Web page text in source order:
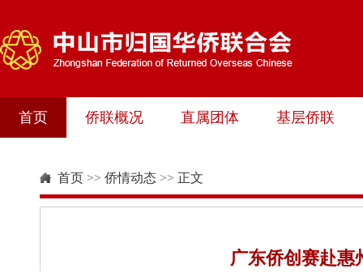
首页 侨联概况 直属团体 基层侨联
首页 >> 侨情动态 >> 正文
广东侨创赛赴惠